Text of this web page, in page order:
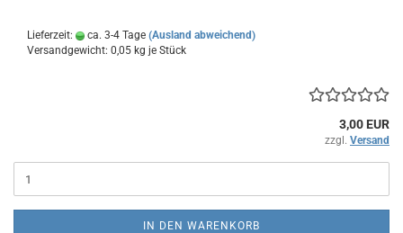
Lieferzeit: ca. 3-4 Tage (Ausland abweichend)
Versandgewicht: 0,05 kg je Stück
3,00 EUR
zzgl. Versand
IN DEN WARENKORB